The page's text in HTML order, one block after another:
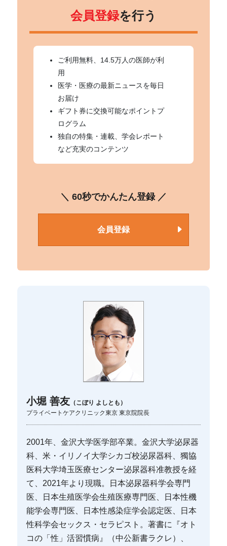
会員登録を行う
ご利用無料、14.5万人の医師が利
用
医学・医療の最新ニュースを毎日
お届け
ギフト券に交換可能なポイントプ
ログラム
独自の特集・連載、学会レポート
など充実のコンテンツ
＼ 60秒でかんたん登録 ／
会員登録
小堀 善友 （こぼり よしとも）
プライベートケアクリニック東京 東京院院長
2001年、金沢大学医学部卒業。金沢大学泌尿器
科、米・イリノイ大学シカゴ校泌尿器科、獨協
医科大学埼玉医療センター泌尿器科准教授を経
て、2021年より現職。日本泌尿器科学会専門
医、日本生殖医学会生殖医療専門医、日本性機
能学会専門医、日本性感染症学会認定医、日本
性科学会セックス・セラピスト。著書に『オト
コの「性」活習慣病』（中公新書ラクレ）、